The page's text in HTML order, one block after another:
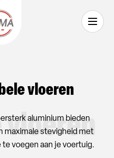
vloeren
aluminium bieden
maximale stevigheid met
voegen aan je voertuig.
vloeren